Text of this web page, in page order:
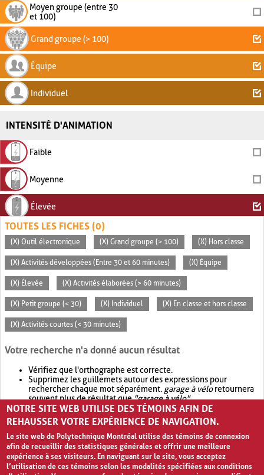
Moyen groupe (entre 30
et 100)
Grand groupe (> 100)
Équipe
Individuel
INTENSITÉ D'ANIMATION
Faible
Moyenne
Élevée
TOUTES LES FICHES (0)
(X) Outil électronique (X) Grand groupe (> 100) (X) Hors classe
(X) Activités développées (Entre 30 et 60 minutes) (X) Équipe
(X) Élevée (X) Activités élaborées (> 60 minutes)
(X) Petit groupe (< 30) (X) Individuel (X) En classe et hors classe
(X) Activités courtes (< 30 minutes)
Votre recherche n'a donné aucun résultat
Vérifiez que l'orthographe est correcte.
Supprimez les guillemets autour des expressions pour
rechercher chaque mot séparément. garage à véloretournera
souvent plus de résultat que"garage à vélo".
Envisagez d'élargir votre recherche avec OR.garage OR vélo
retournera souvent plus de résultat quegarage à vélo
NOTRE SITE WEB UTILISE DES TÉMOINS AFIN DE
REHAUSSER VOTRE EXPÉRIENCE DE NAVIGATION.
Le site web de Polytechnique Montréal utilise des témoins de connexion
afin de recueillir des statistiques générales et offrir une meilleure
expérience à ses visiteurs. En naviguant sur le site, vous acceptez
l’utilisation de ces témoins selon les modalités spécifiées aux conditions